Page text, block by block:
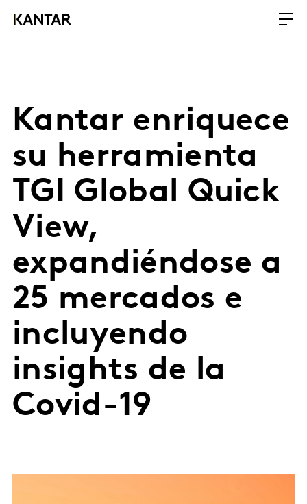
Kantar enriquece
su herramienta
TGI Global Quick
View,
expandiéndose a
25 mercados e
incluyendo
insights de la
Covid-19